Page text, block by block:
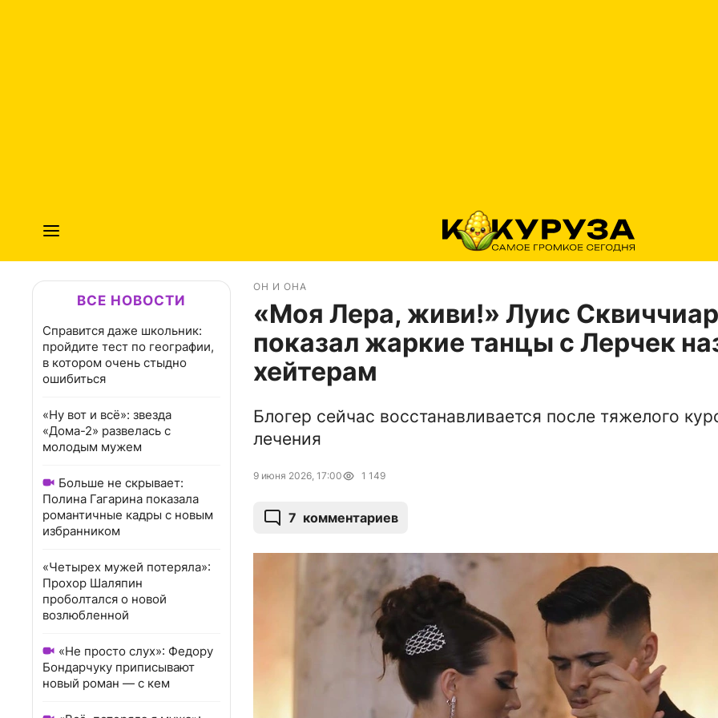
ВСЕ НОВОСТИ
Справится даже школьник:
пройдите тест по географии,
в котором очень стыдно
ошибиться
«Ну вот и всё»: звезда
«Дома-2» развелась с
молодым мужем
Больше не скрывает:
Полина Гагарина показала
романтичные кадры с новым
избранником
«Четырех мужей потеряла»:
Прохор Шаляпин
проболтался о новой
возлюбленной
«Не просто слух»: Федору
Бондарчуку приписывают
новый роман — с кем
ОН И ОНА
«Моя Лера, живи!» Луис
показал жаркие танцы с Лерчек
хейтерам
Блогер сейчас восстанавливается после тяжелого
лечения
9 июня 2026, 17:00 1 149
7 комментариев